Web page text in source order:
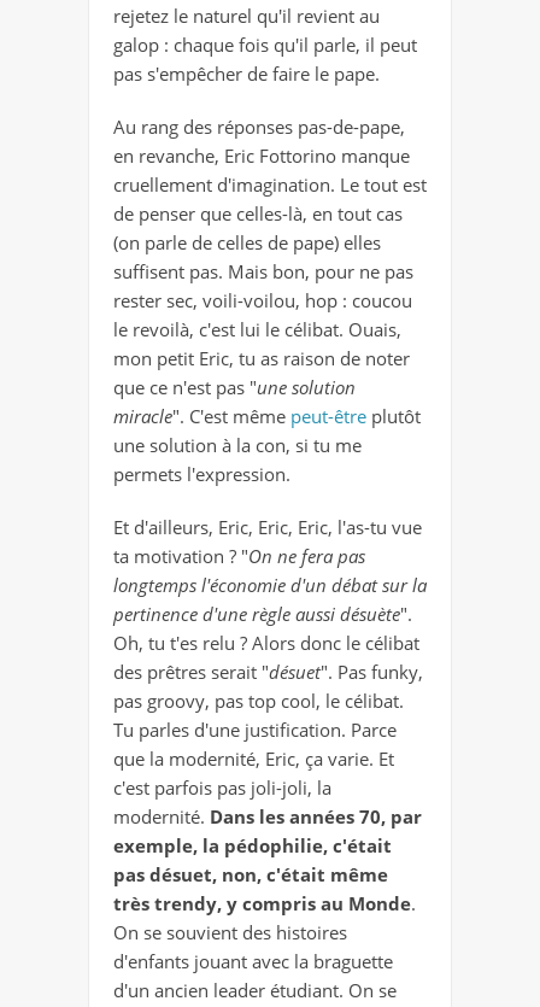
rejetez le naturel qu'il revient au
galop : chaque fois qu'il parle, il peut
pas s'empêcher de faire le pape.
Au rang des réponses pas-de-pape,
en revanche, Eric Fottorino manque
cruellement d'imagination. Le tout est
de penser que celles-là, en tout cas
(on parle de celles de pape) elles
suffisent pas. Mais bon, pour ne pas
rester sec, voili-voilou, hop : coucou
le revoilà, c'est lui le célibat. Ouais,
mon petit Eric, tu as raison de noter
que ce n'est pas "une solution
miracle". C'est même peut-être plutôt
une solution à la con, si tu me
permets l'expression.
Et d'ailleurs, Eric, Eric, Eric, l'as-tu vue
ta motivation ? "On ne fera pas
longtemps l'économie d'un débat sur la
pertinence d'une règle aussi désuète".
Oh, tu t'es relu ? Alors donc le célibat
des prêtres serait "désuet". Pas funky,
pas groovy, pas top cool, le célibat.
Tu parles d'une justification. Parce
que la modernité, Eric, ça varie. Et
c'est parfois pas joli-joli, la
modernité. Dans les années 70, par
exemple, la pédophilie, c'était
pas désuet, non, c'était même
très trendy, y compris au Monde.
On se souvient des histoires
d'enfants jouant avec la braguette
d'un ancien leader étudiant. On se